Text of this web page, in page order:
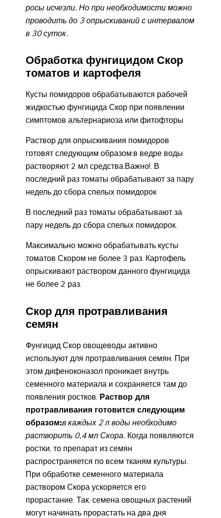
росы исчезли. Но при необходимости можно
проводить до 3 опрыскиваний с интервалом
в 30 суток.
Обработка фунгицидом Скор
томатов и картофеля
Кусты помидоров обрабатываются рабочей
жидкостью фунгицида Скор при появлении
симптомов альтернариоза или фитофторы
Раствор для опрыскивания помидоров
готовят следующим образом:в ведре воды
растворяют 2 мл средства.Важно!. В
последний раз томаты обрабатывают за пару
недель до сбора спелых помидорок
В последний раз томаты обрабатывают за
пару недель до сбора спелых помидорок.
Максимально можно обрабатывать кусты
томатов Скором не более 3 раз. Картофель
опрыскивают раствором данного фунгицида
не более 2 раз.
Скор для протравливания
семян
Фунгицид Скор овощеводы активно
используют для протравливания семян. При
этом дифеноконазол проникает внутрь
семенного материала и сохраняется там до
появления ростков. Раствор для
протравливания готовится следующим
образом:в каждых 2 л воды необходимо
растворить 0,4 мл Скора. Когда появляются
ростки, то препарат из семян
распространяется по всем тканям культуры.
При обработке семенного материала
раствором Скора ускоряется его
прорастание. Так, семена овощных растений
могут начинать прорастать на два дня